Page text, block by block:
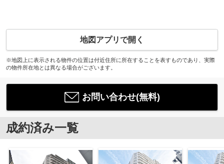
地図アプリで開く
※地図上に表示される物件の位置は付近住所に所在することを表すものであり、実際
の物件所在地とは異なる場合がございます。
お問い合わせ(無料)
成約済み一覧